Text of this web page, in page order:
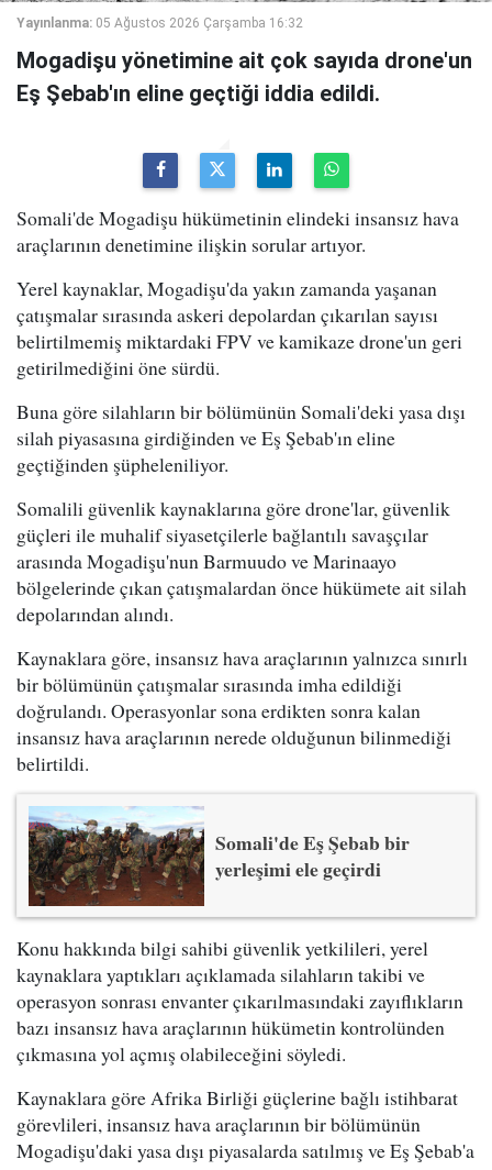
Yayınlanma: 05 Ağustos 2026 Çarşamba 16:32
Mogadişu yönetimine ait çok sayıda drone'un
Eş Şebab'ın eline geçtiği iddia edildi.
Somali'de Mogadişu hükümetinin elindeki insansız hava
araçlarının denetimine ilişkin sorular artıyor.
Yerel kaynaklar, Mogadişu'da yakın zamanda yaşanan
çatışmalar sırasında askeri depolardan çıkarılan sayısı
belirtilmemiş miktardaki FPV ve kamikaze drone'un geri
getirilmediğini öne sürdü.
Buna göre silahların bir bölümünün Somali'deki yasa dışı
silah piyasasına girdiğinden ve Eş Şebab'ın eline
geçtiğinden şüpheleniliyor.
Somalili güvenlik kaynaklarına göre drone'lar, güvenlik
güçleri ile muhalif siyasetçilerle bağlantılı savaşçılar
arasında Mogadişu'nun Barmuudo ve Marinaayo
bölgelerinde çıkan çatışmalardan önce hükümete ait silah
depolarından alındı.
Kaynaklara göre, insansız hava araçlarının yalnızca sınırlı
bir bölümünün çatışmalar sırasında imha edildiği
doğrulandı. Operasyonlar sona erdikten sonra kalan
insansız hava araçlarının nerede olduğunun bilinmediği
belirtildi.
Somali'de Eş Şebab bir
yerleşimi ele geçirdi
Konu hakkında bilgi sahibi güvenlik yetkilileri, yerel
kaynaklara yaptıkları açıklamada silahların takibi ve
operasyon sonrası envanter çıkarılmasındaki zayıflıkların
bazı insansız hava araçlarının hükümetin kontrolünden
çıkmasına yol açmış olabileceğini söyledi.
Kaynaklara göre Afrika Birliği güçlerine bağlı istihbarat
görevlileri, insansız hava araçlarının bir bölümünün
Mogadişu'daki yasa dışı piyasalarda satılmış ve Eş Şebab'a